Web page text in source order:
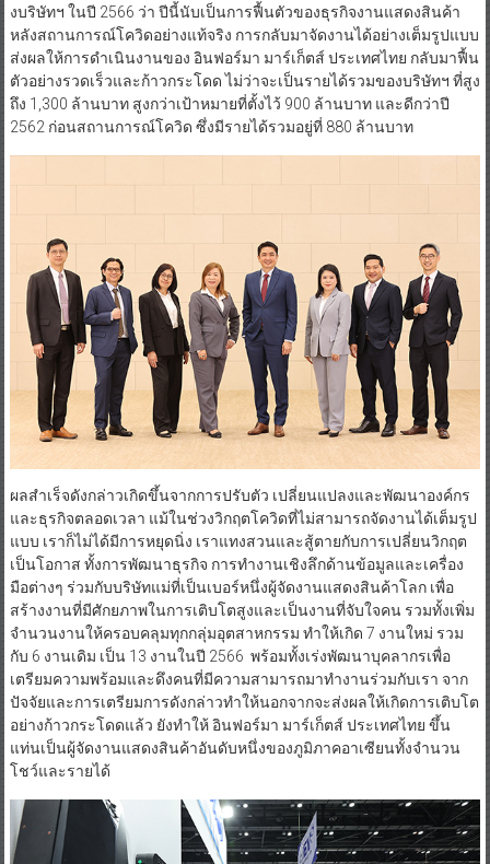
งบริษัทฯ ในปี 2566 ว่า ปีนี้นับเป็นการฟื้นตัวของธุรกิจงานแสดงสินค้า
หลังสถานการณ์โควิดอย่างแท้จริง การกลับมาจัดงานได้อย่างเต็มรูปแบบ
ส่งผลให้การดำเนินงานของ อินฟอร์มา มาร์เก็ตส์ ประเทศไทย กลับมาฟื้น
ตัวอย่างรวดเร็วและก้าวกระโดด ไม่ว่าจะเป็นรายได้รวมของบริษัทฯ ที่สูง
ถึง 1,300 ล้านบาท สูงกว่าเป้าหมายที่ตั้งไว้ 900 ล้านบาท และดีกว่าปี
2562 ก่อนสถานการณ์โควิด ซึ่งมีรายได้รวมอยู่ที่ 880 ล้านบาท
ผลสำเร็จดังกล่าวเกิดขึ้นจากการปรับตัว เปลี่ยนแปลงและพัฒนาองค์กร
และธุรกิจตลอดเวลา แม้ในช่วงวิกฤตโควิดที่ไม่สามารถจัดงานได้เต็มรูป
แบบ เราก็ไม่ได้มีการหยุดนิ่ง เราแทงสวนและสู้ตายกับการเปลี่ยนวิกฤต
เป็นโอกาส ทั้งการพัฒนาธุรกิจ การทำงานเชิงลึกด้านข้อมูลและเครื่อง
มือต่างๆ ร่วมกับบริษัทแม่ที่เป็นเบอร์หนึ่งผู้จัดงานแสดงสินค้าโลก เพื่อ
สร้างงานที่มีศักยภาพในการเติบโตสูงและเป็นงานที่จับใจคน รวมทั้งเพิ่ม
จำนวนงานให้ครอบคลุมทุกกลุ่มอุตสาหกรรม ทำให้เกิด 7 งานใหม่ รวม
กับ 6 งานเดิม เป็น 13 งานในปี 2566 พร้อมทั้งเร่งพัฒนาบุคลากรเพื่อ
เตรียมความพร้อมและดึงคนที่มีความสามารถมาทำงานร่วมกับเรา จาก
ปัจจัยและการเตรียมการดังกล่าวทำให้นอกจากจะส่งผลให้เกิดการเติบโต
อย่างก้าวกระโดดแล้ว ยังทำให้ อินฟอร์มา มาร์เก็ตส์ ประเทศไทย ขึ้น
แท่นเป็นผู้จัดงานแสดงสินค้าอันดับหนึ่งของภูมิภาคอาเซียนทั้งจำนวน
โชว์และรายได้